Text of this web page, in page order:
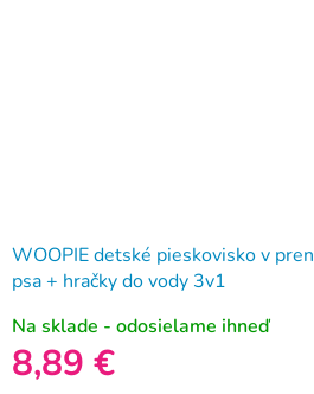
WOOPIE detské pieskovisko v
psa + hračky do vody 3v1
Na sklade - odosielame ihneď
8,89 €